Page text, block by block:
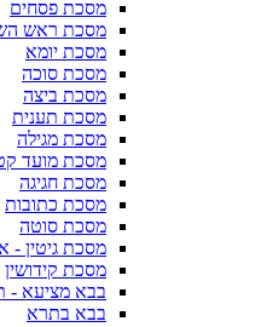
מסכת פסחים
מסכת ראש
מסכת יומא
מסכת סוכה
מסכת ביצה
מסכת תענית
מסכת מגילה
מסכת מועד
מסכת חגיגה
מסכת כתובות
מסכת סוטה
מסכת גיטין -
מסכת קידושין
בבא מציעא -
בבא בתרא